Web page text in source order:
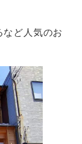
ど人気のお